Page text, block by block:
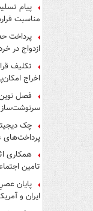
پیام
مناسبت
عاشورای
ازدواج در
کارگران
تکلیف
اخراج
سرنوشت‌ساز
چک
پرداخت‌های
همکاری
تامین
پایان
ایران و